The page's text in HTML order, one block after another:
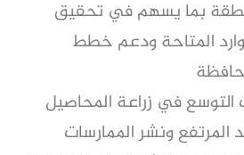
بما يسهم في تحقيق
المتاحة ودعم خطط
التوسع في زراعة المحاصيل
المرتفع ونشر الممارسات